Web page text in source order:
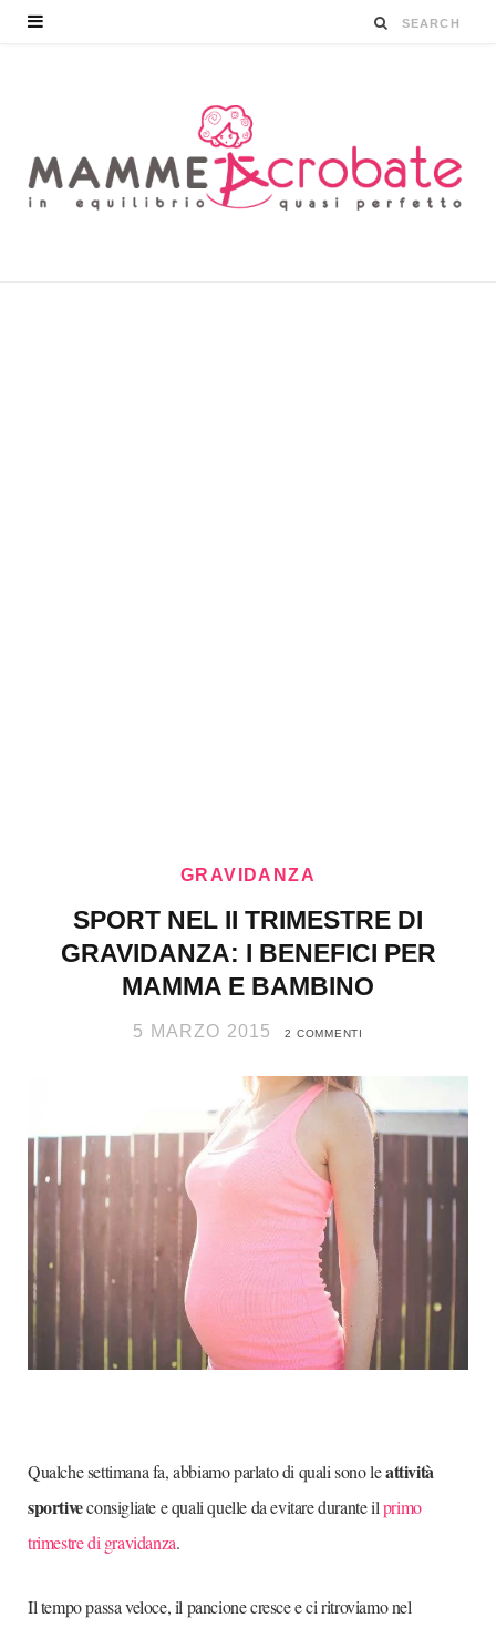
GRAVIDANZA
SPORT NEL II TRIMESTRE DI
GRAVIDANZA: I BENEFICI PER
MAMMA E BAMBINO
5 MARZO 2015 2 COMMENTI
Qualche settimana fa, abbiamo parlato di quali sono leattività
sportiveconsigliate e quali quelle da evitare durante ilprimo
trimestre di gravidanza.
Il tempo passa veloce, il pancione cresce e ci ritroviamo nel